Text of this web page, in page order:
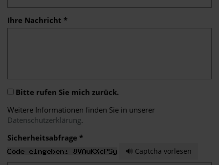
Ihre Nachricht *
Bitte rufen Sie mich zurück.
Weitere Informationen finden Sie in unserer
Datenschutzerklärung.
Sicherheitsabfrage *
🔊 Captcha vorlesen